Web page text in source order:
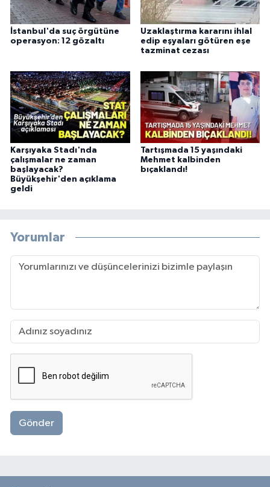
İstanbul'da suç örgütüne
operasyon: 12 gözaltı
Uzaklaştırma kararını ihlal
edip eşyaları götüren eşe
tazminat cezası
Karşıyaka Stadı'nda
çalışmalar ne zaman
başlayacak?
Büyükşehir'den açıklama
geldi
Tartışmada 15 yaşındaki
Mehmet kalbinden
bıçaklandı!
Yorumlar
Gönder